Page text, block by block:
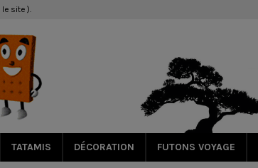
site ).
TATAMIS DÉCORATION FUTONS VOYAGE